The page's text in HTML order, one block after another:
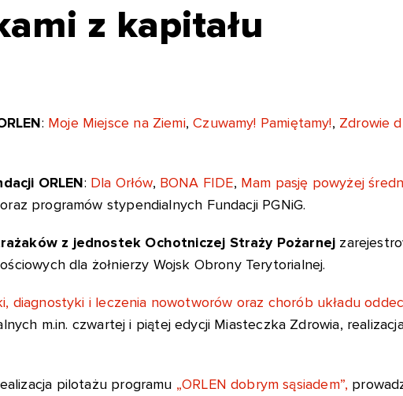
z kapitału
: Moje Miejsce na Ziemi,Czuwamy! Pamiętamy!, Zdrowie
ORLEN: Dla Orłów, BONA FIDE, Mam pasję powyżej
programów stypendialnych Fundacji PGNiG.
z jednostek Ochotniczej Straży Pożarnej
dla żołnierzy Wojsk Obrony Terytorialnej.
i leczenia nowotworów oraz chorób układu
m.in. czwartej i piątej edycji Miasteczka Zdrowia,
pilotażu programu „ORLEN dobrym sąsiadem”,